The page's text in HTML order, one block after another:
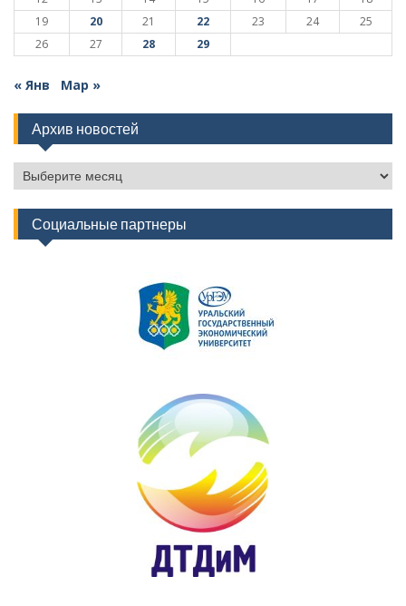
19
20 21 22 23 24
25
26
27 28 29
« Янв Мар »
Архив новостей
Архив
новостей
Социальные партнеры